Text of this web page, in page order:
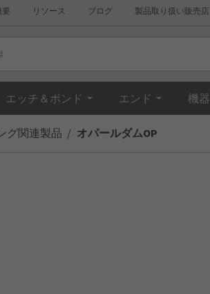
要 リソース ブログ 製品取り扱い販売店
エッチ＆ボンド エンド 機器
グ関連製品 オパールダムOP